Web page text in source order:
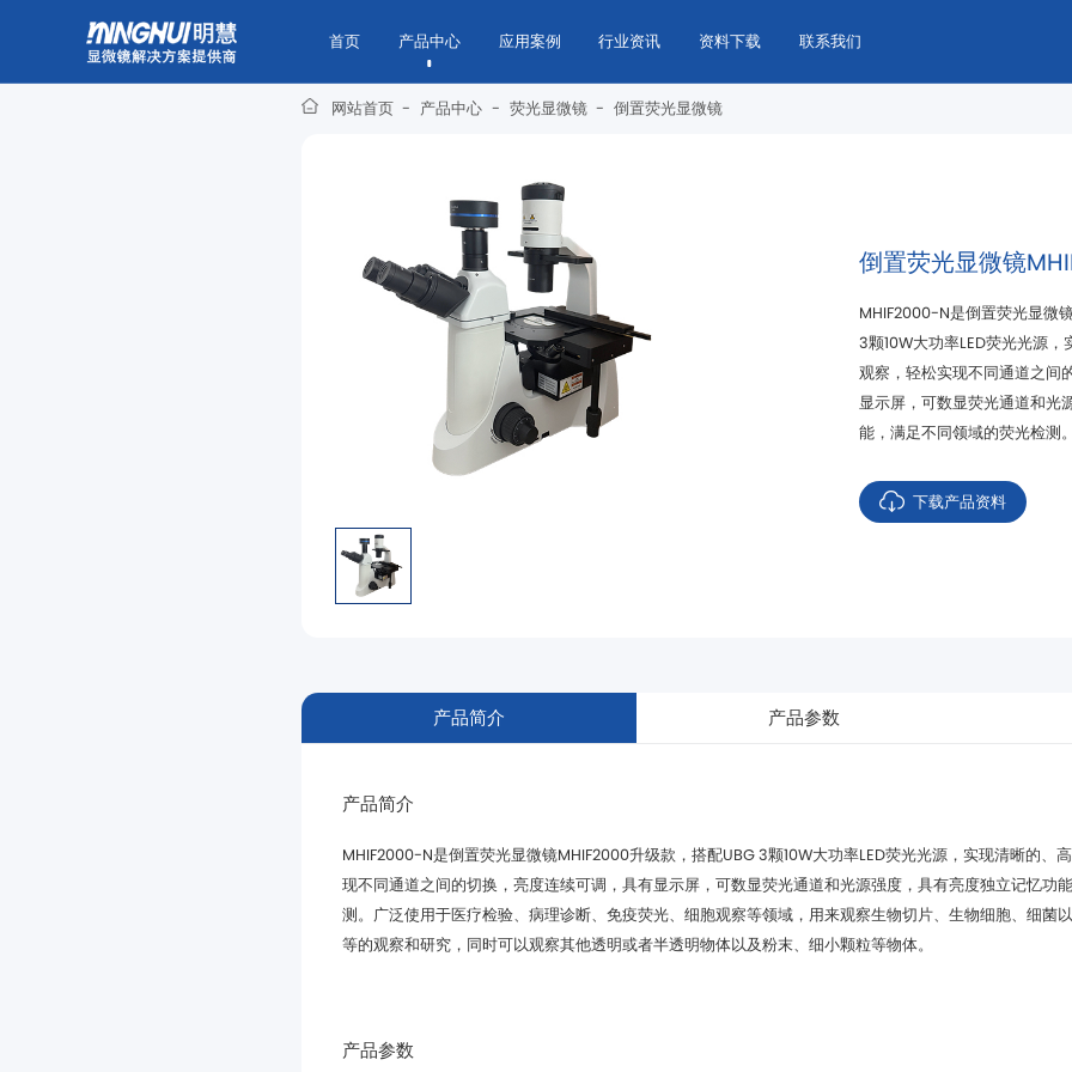
首页 产品中心 应用案例 行业资讯 资料下载 联系我们
网站首页 - 产品中心 - 荧光显微镜 - 倒置荧光显微镜
倒置荧光显微镜
能，满足不同领域的荧光检测
下载产品资料
产品简介 产品参数
产品简介
等的观察和研究，同时可以观察其他透明或者半透明物体以及粉末、细小颗粒等物体。
产品参数